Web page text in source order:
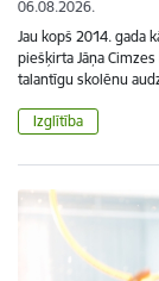
06.08.2026.
Jau kopš 2014. gada
piešķirta Jāņa
talantīgu skolēnu
Izglītība